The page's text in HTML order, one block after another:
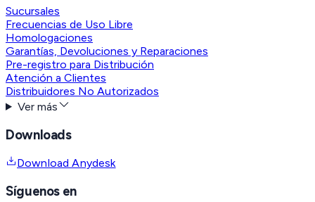
Sucursales
Frecuencias de Uso Libre
Homologaciones
Garantías, Devoluciones y Reparaciones
Pre-registro para Distribución
Atención a Clientes
Distribuidores No Autorizados
Ver más
Downloads
Download Anydesk
Síguenos en